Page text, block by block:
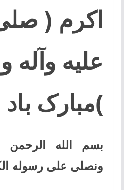
اکرم (
علیه وآله
)مبارک باد
بسم الله الرحمن
ونصلی علی رسوله